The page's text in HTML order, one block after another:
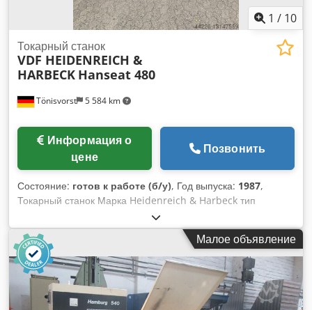
1 / 10
Tönisvorst 5 584 km
Токарный станок
VDF HEIDENREICH &
HARBECK Hanseat 480
цене
Позвонить
Состояние: готов к работе (б/у), Год выпуска: 1987,
Токарный станок Марка Heidenreich & Harbeck тип
Hanseat 480 ГОД 1987 высота центра 255 мм диаметр
поворота над суппортом 300 мм межосевое расстояние
1500 мм 24 скорости от 23,6 до 2500 н1/мин Хвостовая
бабка MK 4 Патрон F 250 Цифровой дисплей Heidenhain
Двигатель 380 вольт 11 кВт Транспортные размеры: длина
3200 мм ширина 1200 мм Высота 1550 мм Chsdepviqijpfx
Ahuja Масса 2,5 к.
Малое объявление